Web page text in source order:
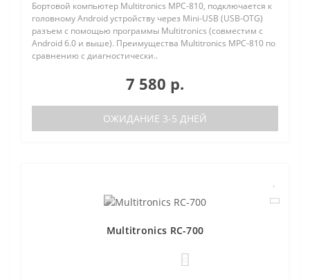
Бортовой компьютер Multitronics MPC-810, подключается к
головному Android устройству через Mini-USB (USB-OTG)
разъем с помощью программы Multitronics (совместим с
Android 6.0 и выше). Преимущества Multitronics MPC-810 по
сравнению с диагностически..
7 580 р.
ОЖИДАНИЕ 3-5 ДНЕЙ
Multitronics RC-700